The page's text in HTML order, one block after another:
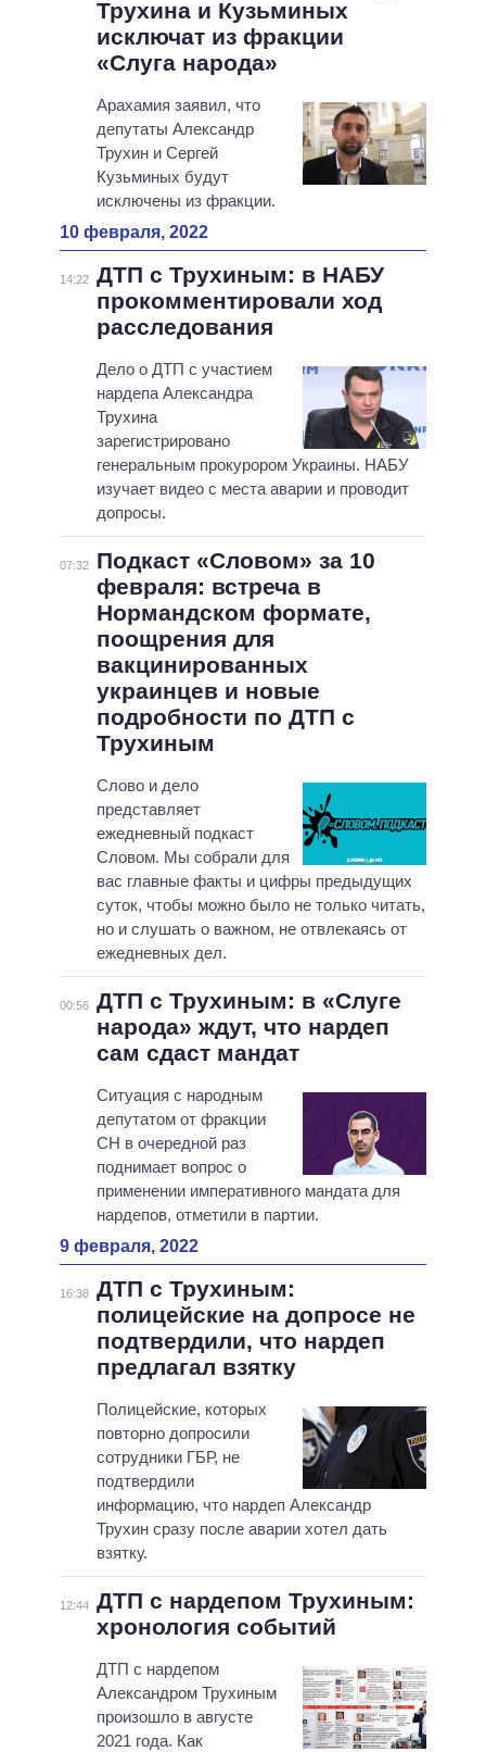
Трухина и Кузьминых
исключат из фракции
«Слуга народа»
Арахамия заявил, что
депутаты Александр
Трухин и Сергей
Кузьминых будут
исключены из фракции.
10 февраля, 2022
14:22 ДТП с Трухиным: в НАБУ
прокомментировали ход
расследования
Дело о ДТП с участием
нардепа Александра
Трухина
зарегистрировано
генеральным прокурором Украины. НАБУ
изучает видео с места аварии и проводит
допросы.
07:32
Подкаст «Словом» за 10
февраля: встреча в
Нормандском формате,
поощрения для
вакцинированных
украинцев и новые
подробности по ДТП с
Трухиным
Слово и дело
представляет
ежедневный подкаст
Словом. Мы собрали для
вас главные факты и цифры предыдущих
суток, чтобы можно было не только читать,
но и слушать о важном, не отвлекаясь от
ежедневных дел.
00:56 ДТП с Трухиным: в «Слуге
народа» ждут, что нардеп
сам сдаст мандат
Ситуация с народным
депутатом от фракции
СН в очередной раз
поднимает вопрос о
применении императивного мандата для
нардепов, отметили в партии.
9 февраля, 2022
16:38 ДТП с Трухиным:
полицейские на допросе не
подтвердили, что нардеп
предлагал взятку
Полицейские, которых
повторно допросили
сотрудники ГБР, не
подтвердили
информацию, что нардеп Александр
Трухин сразу после аварии хотел дать
взятку.
12:44 ДТП с нардепом Трухиным:
хронология событий
ДТП с нардепом
Александром Трухиным
произошло в августе
2021 года. Как